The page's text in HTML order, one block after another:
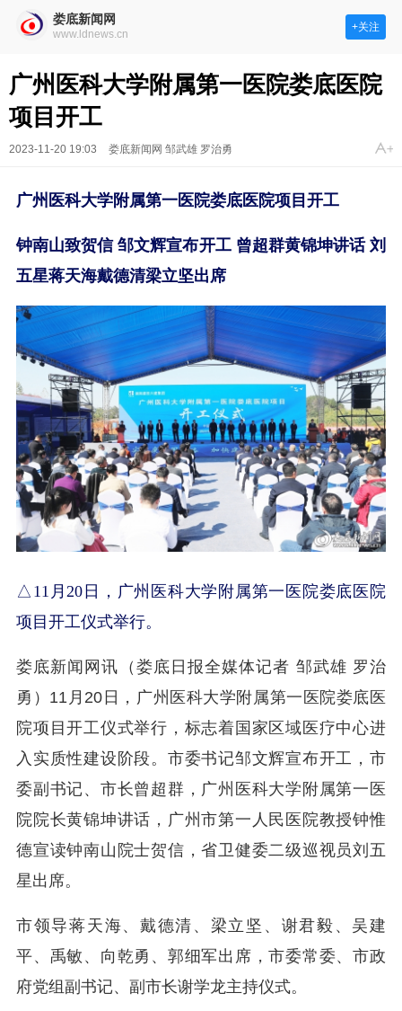
娄底新闻网
www.ldnews.cn
+关注
广州医科大学附属第一医院娄底医院
项目开工
2023-11-20 19:03 娄底新闻网 邹武雄 罗治勇
广州医科大学附属第一医院娄底医院项目开工
钟南山致贺信邹文辉宣布开工 曾超群黄锦坤讲话刘
五星蒋天海戴德清梁立坚出席
△11月20日，广州医科大学附属第一医院娄底医院
项目开工仪式举行。
娄底新闻网讯（娄底日报全媒体记者 邹武雄 罗治
勇）11月20日，广州医科大学附属第一医院娄底医
院项目开工仪式举行，标志着国家区域医疗中心进
入实质性建设阶段。市委书记邹文辉宣布开工，市
委副书记、市长曾超群，广州医科大学附属第一医
院院长黄锦坤讲话，广州市第一人民医院教授钟惟
德宣读钟南山院士贺信，省卫健委二级巡视员刘五
星出席。
市领导蒋天海、戴德清、梁立坚、谢君毅、吴建
平、禹敏、向乾勇、郭细军出席，市委常委、市政
府党组副书记、副市长谢学龙主持仪式。